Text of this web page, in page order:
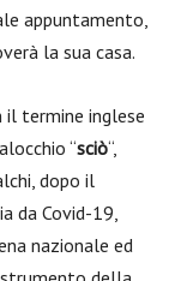
appuntamento,
la sua casa.
il termine inglese
“sciò“,
dopo il
da Covid-19,
nazionale ed